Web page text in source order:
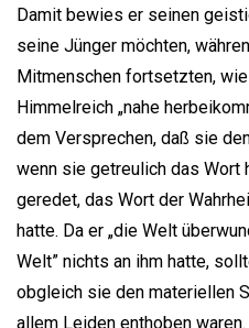
Damit bewies er seinen
seine Jünger möchten,
Mitmenschen fortsetzten,
Himmelreich „nahe
dem Versprechen, daß sie
wenn sie getreulich das Wort
geredet, das Wort der
hatte. Da er „die Welt
Welt” nichts an ihm hatte,
obgleich sie den materiellen
allem Leiden enthoben waren.